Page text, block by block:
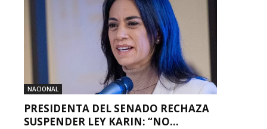
NACIONAL
PRESIDENTA DEL SENADO RECHAZA
SUSPENDER LEY KARIN: “NO...